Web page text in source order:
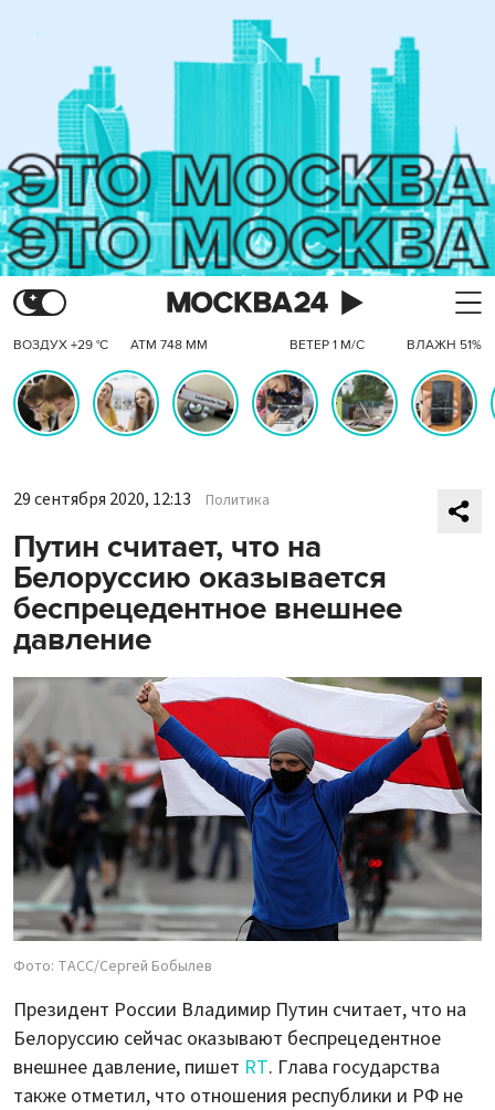
ВОЗДУХ +29 °C АТМ 748 ММ ВЕТЕР 1 М/С ВЛАЖН 51%
29 сентября 2020, 12:13 Политика
Путин считает, что на
Белоруссию оказывается
беспрецедентное внешнее
давление
Фото: ТАСС/Сергей Бобылев
Президент России Владимир Путин считает, что на
Белоруссию сейчас оказывают беспрецедентное
внешнее давление, пишет RT. Глава государства
также отметил, что отношения республики и РФ не